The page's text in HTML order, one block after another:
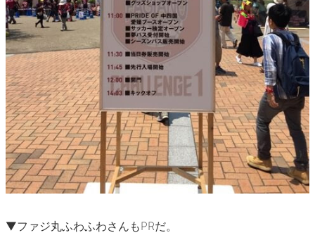
▼ファジ丸ふわふわさんもPRだ。